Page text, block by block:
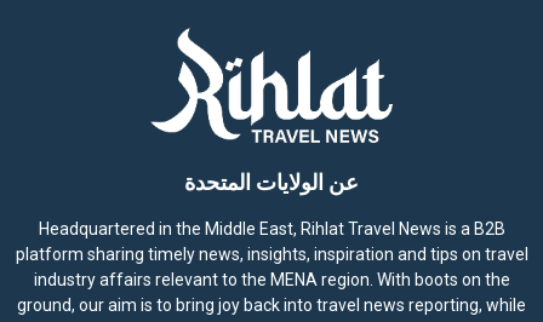
عن الولايات المتحدة
Headquartered in the Middle East, Rihlat Travel News is a B2B
platform sharing timely news, insights, inspiration and tips on travel
industry affairs relevant to the MENA region. With boots on the
ground, our aim is to bring joy back into travel news reporting, while